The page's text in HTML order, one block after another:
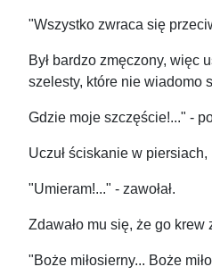
"Wszystko zwraca się
Był bardzo zmęczony, więc
szelesty, które nie wiadomo
Gdzie moje szczęście!..." -
Uczuł ściskanie w piersiach,
"Umieram!..." - zawołał.
Zdawało mu się, że go krew
"Boże miłosierny... Boże